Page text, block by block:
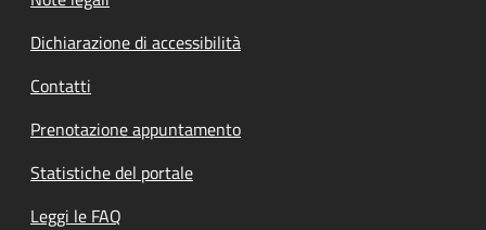
Dichiarazione di accessibilità
Contatti
Prenotazione appuntamento
Statistiche del portale
Leggi le FAQ